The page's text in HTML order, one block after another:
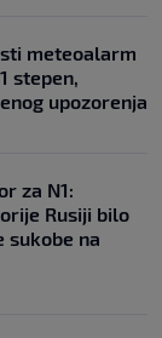
meteoalarm
stepen,
upozorenja
za N1:
Rusiji bilo
sukobe na